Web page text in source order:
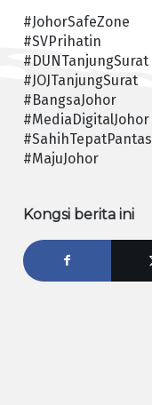
#JohorSafeZone
#SVPrihatin
#DUNTanjungSurat
#JOJTanjungSurat
#BangsaJohor
#MediaDigitalJohor
#SahihTepatPantas
#MajuJohor
Kongsi berita ini